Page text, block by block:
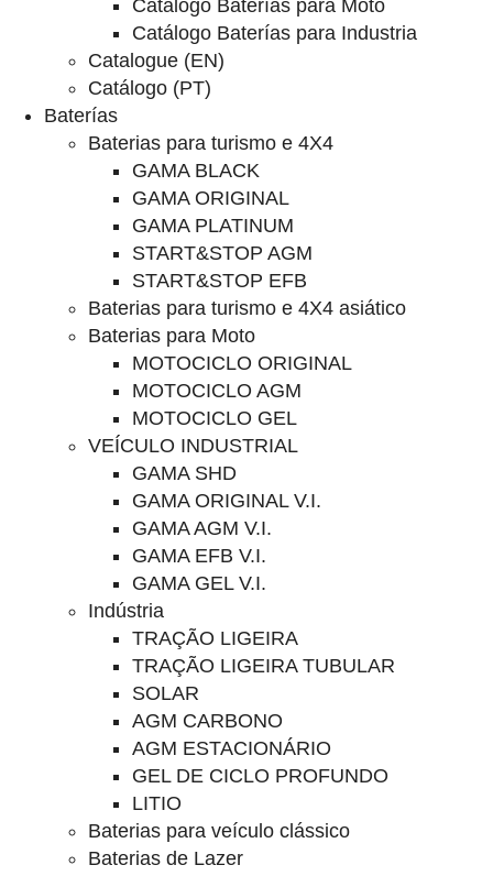
Catálogo Baterías para Moto
Catálogo Baterías para Industria
Catalogue (EN)
Catálogo (PT)
Baterías
Baterias para turismo e 4X4
GAMA BLACK
GAMA ORIGINAL
GAMA PLATINUM
START&STOP AGM
START&STOP EFB
Baterias para turismo e 4X4 asiático
Baterias para Moto
MOTOCICLO ORIGINAL
MOTOCICLO AGM
MOTOCICLO GEL
VEÍCULO INDUSTRIAL
GAMA SHD
GAMA ORIGINAL V.I.
GAMA AGM V.I.
GAMA EFB V.I.
GAMA GEL V.I.
Indústria
TRAÇÃO LIGEIRA
TRAÇÃO LIGEIRA TUBULAR
SOLAR
AGM CARBONO
AGM ESTACIONÁRIO
GEL DE CICLO PROFUNDO
LITIO
Baterias para veículo clássico
Baterias de Lazer